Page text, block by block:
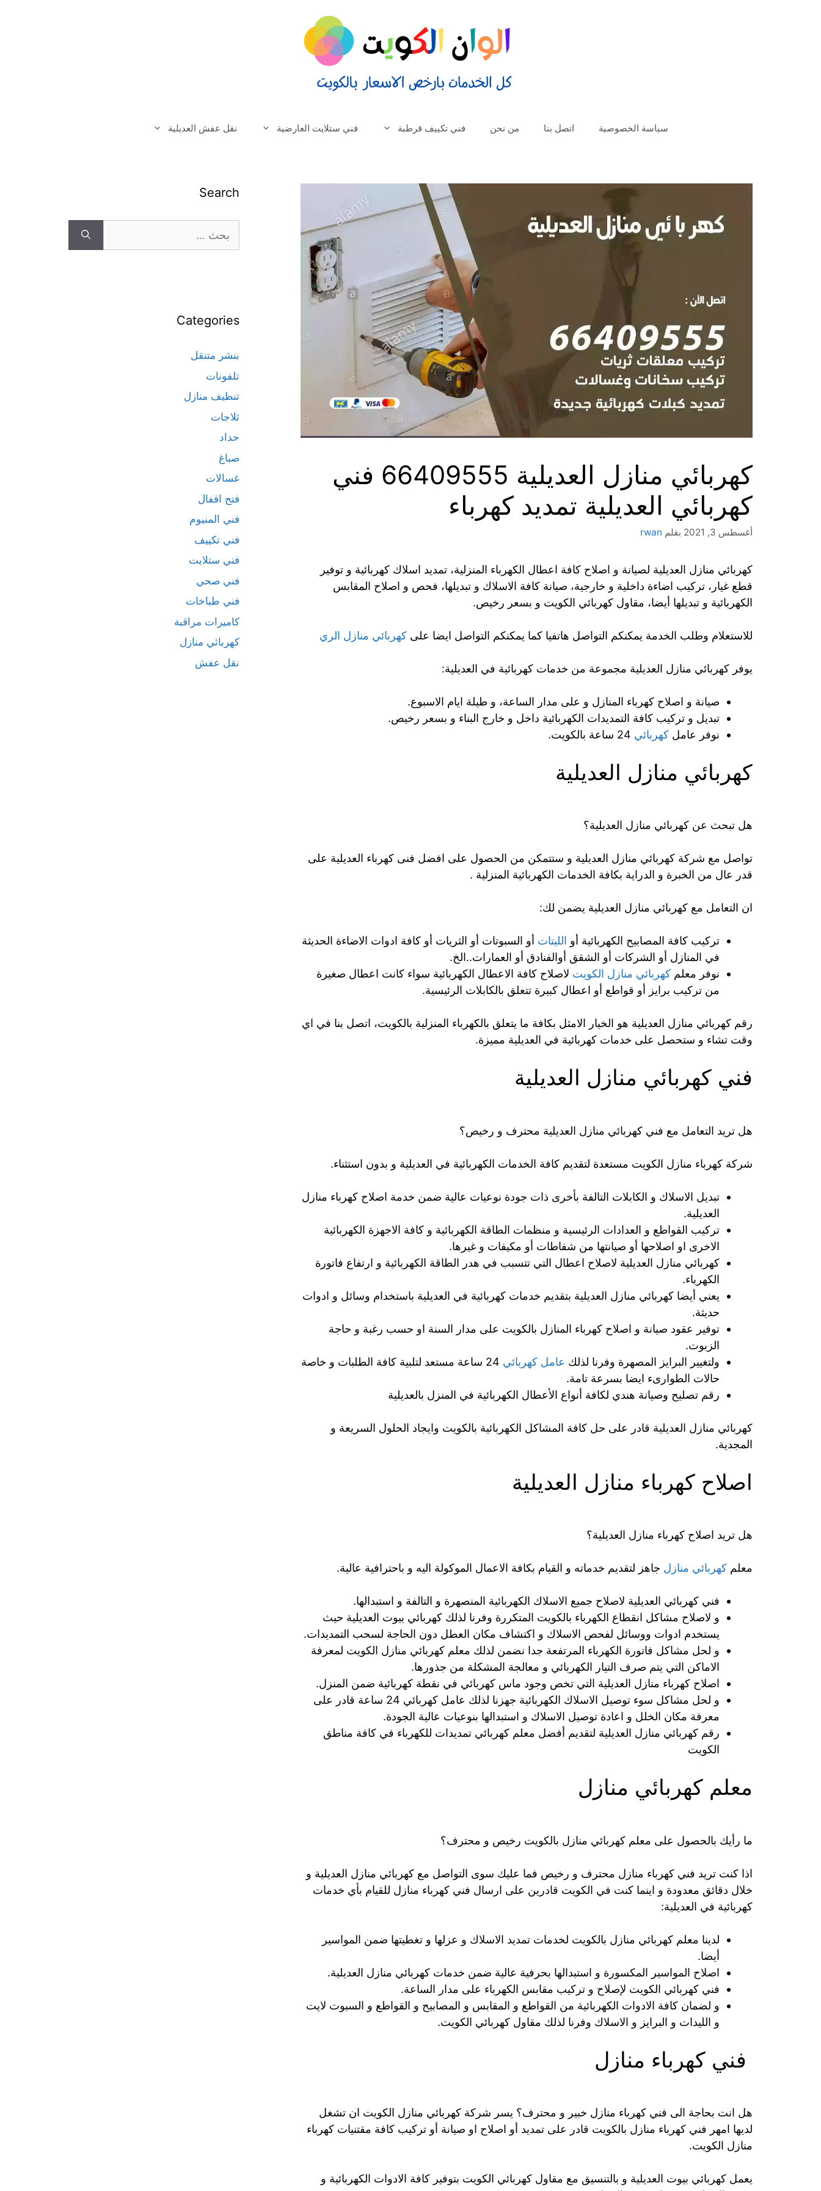
سياسة الخصوصية اتصل بنا من نحن فني تكييف قرطبة فني ستلايت العارضية نقل عفش العديلية
كهربائي منازل العديلية 66409555 فني
كهربائي العديلية تمديد كهرباء
أغسطس 3, 2021 بقلم rwan
كهربائي منازل العديلية لصيانة و اصلاح كافة اعطال الكهرباء المنزلية، تمديد اسلاك كهربائية و توفير
قطع غيار، تركيب اضاءة داخلية و خارجية، صيانة كافة الاسلاك و تبديلها، فحص و اصلاح المقابس
الكهربائية و تبديلها أيضا، مقاول كهربائي الكويت و بسعر رخيص.
للاستعلام وطلب الخدمة يمكنكم التواصل هاتفيا كما يمكنكم التواصل ايضا على كهربائي منازل الري
يوفر كهربائي منازل العديلية مجموعة من خدمات كهربائية في العديلية:
صيانة و اصلاح كهرباء المنازل و على مدار الساعة، و طيلة ايام الاسبوع.
تبديل و تركيب كافة التمديدات الكهربائية داخل و خارج البناء و بسعر رخيص.
نوفر عامل كهربائي
كهربائي منازل العديلية
هل تبحث عن كهربائي منازل العديلية؟
تواصل مع شركة كهربائي منازل العديلية و ستتمكن من الحصول على افضل فنى كهرباء العديلية على
قدر عال من الخبرة و الدراية بكافة الخدمات الكهربائية المنزلية .
ان التعامل مع كهربائي منازل العديلية يضمن لك:
تركيب كافة المصابيح الكهربائية أو الليتات أو السبوتات أو الثريات أو كافة ادوات الاضاءة الحديثة
في المنازل أو الشركات أو الشقق أوالفنادق أو العمارات..الخ.
نوفر معلم كهربائي منازل الكويت لاصلاح كافة الاعطال الكهربائية سواء كانت اعطال صغيرة
من تركيب برايز أو قواطع أو اعطال كبيرة تتعلق بالكابلات الرئيسية.
رقم كهربائي منازل العديلية هو الخيار الامثل بكافة ما يتعلق بالكهرباء المنزلية بالكويت، اتصل بنا في اي
وقت تشاء و ستحصل على خدمات كهربائية في العديلية مميزة.
فني كهربائي منازل العديلية
هل تريد التعامل مع فني كهربائي منازل العديلية محترف و رخيص؟
شركة كهرباء منازل الكويت مستعدة لتقديم كافة الخدمات الكهربائية في العديلية و بدون استثناء.
تبديل الاسلاك و الكابلات التالفة بأخرى ذات جودة نوعيات عالية ضمن خدمة اصلاح كهرباء منازل
العديلية.
تركيب القواطع و العدادات الرئيسية و منظمات الطاقة الكهربائية و كافة الاجهزة الكهربائية
الاخرى او اصلاحها أو صيانتها من شفاطات أو مكيفات و غيرها.
كهربائي منازل العديلية لاصلاح اعطال التي تتسبب في هدر الطاقة الكهربائية و ارتفاع فاتورة
الكهرباء.
يعني أيضا كهربائي منازل العديلية بتقديم خدمات كهربائية في العديلية باستخدام وسائل و ادوات
حديثة.
توفير عقود صيانة و اصلاح كهرباء المنازل بالكويت على مدار السنة او حسب رغبة و حاجة
الزبوت.
ولتغيير البرايز المصهرة وفرنا لذلك عامل كهربائي
24 ساعة مستعد لتلبية كافة الطلبات و خاصة
حالات الطوارىء ايضا بسرعة تامة.
رقم تصليح وصيانة هندي لكافة أنواع الأعطال الكهربائية في المنزل بالعديلية
كهربائي منازل العديلية قادر على حل كافة المشاكل الكهربائية بالكويت وايجاد الحلول السريعة و
المجدية.
اصلاح كهرباء منازل العديلية
هل تريد اصلاح كهرباء منازل العديلية؟
معلم كهربائي منازل جاهز لتقديم خدماته و القيام بكافة الاعمال الموكولة اليه و باحترافية عالية.
فني كهربائي العديلية لاصلاح جميع الاسلاك الكهربائية المنصهرة و التالفة و استبدالها.
و لاصلاح مشاكل انقطاع الكهرباء بالكويت المتكررة وفرنا لذلك كهربائي بيوت العديلية حيث
يستخدم ادوات ووسائل لفحص الاسلاك و اكتشاف مكان العطل دون الحاجة لسحب التمديدات.
و لحل مشاكل فاتورة الكهرباء المرتفعة جدا نضمن لذلك معلم كهربائي منازل الكويت لمعرفة
الاماكن التي يتم صرف التيار الكهربائي و معالجة المشكلة من جذورها.
اصلاح كهرباء منازل العديلية التي تخص وجود ماس كهربائي في نقطة كهربائية ضمن المنزل.
و لحل مشاكل سوء توصيل الاسلاك الكهربائية جهزنا لذلك عامل كهربائي 24 ساعة قادر على
معرفة مكان الخلل و اعادة توصيل الاسلاك و استبدالها بنوعيات عالية الجودة.
رقم كهربائي منازل العديلية لتقديم أفضل معلم كهربائي تمديدات للكهرباء في كافة مناطق
الكويت
معلم كهربائي منازل
ما رأيك بالحصول على معلم كهربائي منازل بالكويت رخيص و محترف؟
اذا كنت تريد فني كهرباء منازل محترف و رخيص فما عليك سوى التواصل مع كهربائي منازل العديلية و
خلال دقائق معدودة و اينما كنت في الكويت قادرين على ارسال فني كهرباء منازل للقيام بأي خدمات
كهربائية في العديلية:
لدينا معلم كهربائي منازل بالكويت لخدمات تمديد الاسلاك و عزلها و تغطيتها ضمن المواسير
أيضا.
اصلاح المواسير المكسورة و استبدالها بحرفية عالية ضمن خدمات كهربائي منازل العديلية.
فني كهربائي الكويت لإصلاح و تركيب مقابس الكهرباء على مدار الساعة.
و لضمان كافة الادوات الكهربائية من القواطع و المقابس و المصابيح و القواطع و السبوت لايت
و الليدات و البرايز و الاسلاك وفرنا لذلك مقاول كهربائي الكويت.
فني كهرباء منازل
هل انت بحاجة الى فني كهرباء منازل خبير و محترف؟ يسر شركة كهربائي منازل الكويت ان تشغل
لديها امهر فني كهرباء منازل بالكويت قادر على تمديد أو اصلاح او صيانة أو تركيب كافة مقتنيات كهرباء
منازل الكويت.
يعمل كهربائي بيوت العديلية و بالتنسيق مع مقاول كهربائي الكويت بتوفير كافة الادوات الكهربائية و
Search
Categories
بنشر متنقل
تلفونات
تنظيف منازل
ثلاجات
حداد
صباغ
غسالات
فتح اقفال
فني المنيوم
فني تكييف
فني ستلايت
فني صحي
فني طباخات
كاميرات مراقبة
كهربائي منازل
نقل عفش